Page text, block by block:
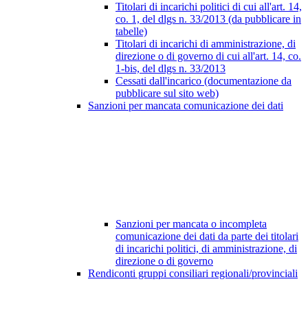
Titolari di incarichi politici di cui all'art. 14,
co. 1, del dlgs n. 33/2013 (da pubblicare in
tabelle)
Titolari di incarichi di amministrazione, di
direzione o di governo di cui all'art. 14, co.
1-bis, del dlgs n. 33/2013
Cessati dall'incarico (documentazione da
pubblicare sul sito web)
Sanzioni per mancata comunicazione dei dati
Sanzioni per mancata o incompleta
comunicazione dei dati da parte dei titolari
di incarichi politici, di amministrazione, di
direzione o di governo
Rendiconti gruppi consiliari regionali/provinciali